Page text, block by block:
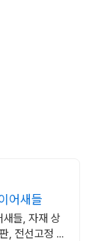
어새들
들, 자재 상
, 전선고정 와